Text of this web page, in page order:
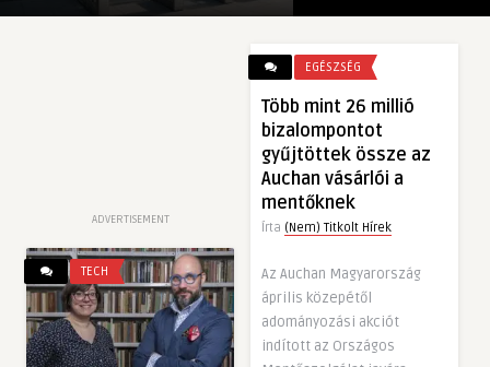
ADVERTISEMENT
EGÉSZSÉG
Több mint 26 millió
bizalompontot
gyűjtöttek össze az
Auchan vásárlói a
mentőknek
Írta (Nem) Titkolt Hírek
Az Auchan Magyarország
április közepétől
adományozási akciót
indított az Országos
TECH